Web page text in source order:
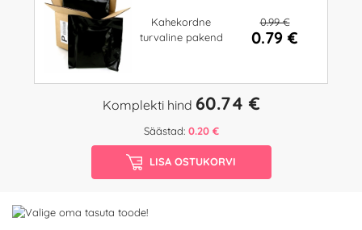
Kahekordne
turvaline pakend
0.99 €
0.79 €
Komplekti hind 60.74 €
Säästad: 0.20 €
LISA OSTUKORVI